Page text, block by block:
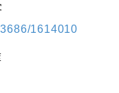
1614010